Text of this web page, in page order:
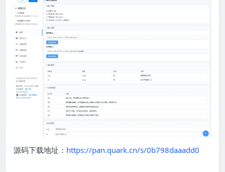
源码下载地址： https://pan.quark.cn/s/0b798daaadd0